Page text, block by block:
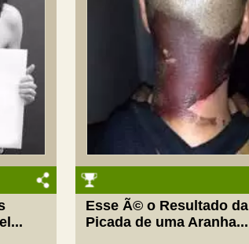
Esse Ã© o Resultado da
Picada de uma Aranha...